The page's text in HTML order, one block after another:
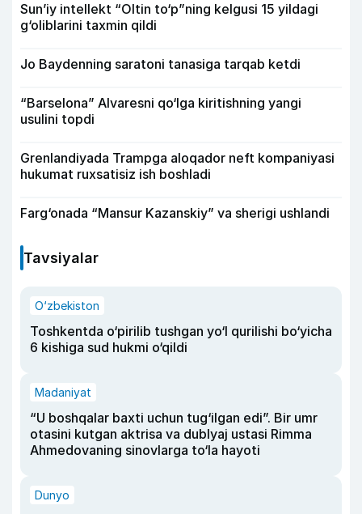
Sun’iy intellekt “Oltin to‘p”ning kelgusi 15 yildagi
g‘oliblarini taxmin qildi
Jo Baydenning saratoni tanasiga tarqab ketdi
“Barselona” Alvaresni qo‘lga kiritishning yangi
usulini topdi
Grenlandiyada Trampga aloqador neft kompaniyasi
hukumat ruxsatisiz ish boshladi
Farg‘onada “Mansur Kazanskiy” va sherigi ushlandi
Tavsiyalar
O‘zbekiston
Toshkentda o‘pirilib tushgan yo‘l qurilishi bo‘yicha
6 kishiga sud hukmi o‘qildi
Madaniyat
“U boshqalar baxti uchun tug‘ilgan edi”. Bir umr
otasini kutgan aktrisa va dublyaj ustasi Rimma
Ahmedovaning sinovlarga to‘la hayoti
Dunyo